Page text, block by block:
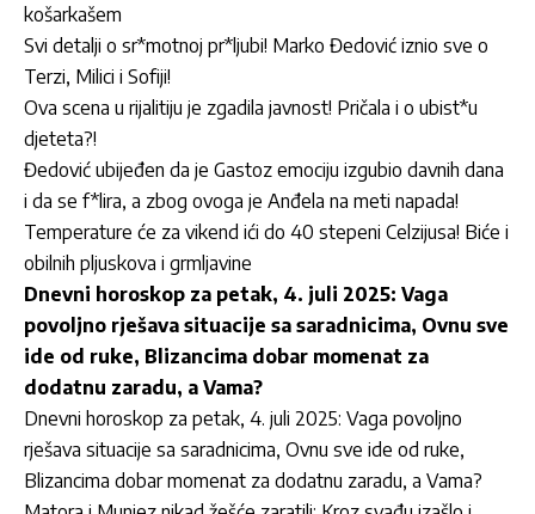
košarkašem
Svi detalji o sr*motnoj pr*ljubi! Marko Đedović iznio sve o
Terzi, Milici i Sofiji!
Ova scena u rijalitiju je zgadila javnost! Pričala i o ubist*u
djeteta?!
Đedović ubijeđen da je Gastoz emociju izgubio davnih dana
i da se f*lira, a zbog ovoga je Anđela na meti napada!
Temperature će za vikend ići do 40 stepeni Celzijusa! Biće i
obilnih pljuskova i grmljavine
Dnevni horoskop za petak, 4. juli 2025: Vaga
povoljno rješava situacije sa saradnicima, Ovnu sve
ide od ruke, Blizancima dobar momenat za
dodatnu zaradu, a Vama?
Dnevni horoskop za petak, 4. juli 2025: Vaga povoljno
rješava situacije sa saradnicima, Ovnu sve ide od ruke,
Blizancima dobar momenat za dodatnu zaradu, a Vama?